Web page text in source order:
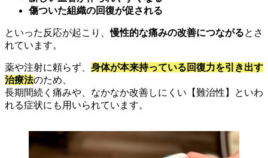
傷ついた組織の回復が促される
といった反応が起こり、慢性的な痛みの改善につながるとさ
れています。
薬や注射に頼らず、 身体が本来持っている回復力を引き出す
治療法のため、
長期間続く痛みや、なかなか改善しにくい【難治性】といわ
れる症状にも用いられています。